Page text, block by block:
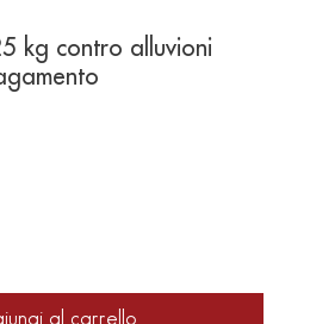
kg contro alluvioni
al carrello